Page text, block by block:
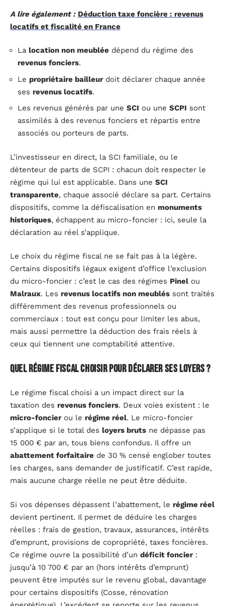
A lire également : Déduction taxe foncière : revenus
locatifs et fiscalité en France
La location non meublée dépend du régime des
revenus fonciers.
Le propriétaire bailleurdoit déclarer chaque année
ses revenus locatifs.
Les revenus générés par une SCI ou une SCPI sont
assimilés à des revenus fonciers et répartis entre
associés ou porteurs de parts.
L’investisseur en direct, la SCI familiale, ou le
détenteur de parts de SCPI : chacun doit respecter le
régime qui lui est applicable. Dans une SCI
transparente, chaque associé déclare sa part. Certains
dispositifs, comme la défiscalisation en monuments
historiques, échappent au micro-foncier : ici, seule la
déclaration au réel s’applique.
Le choix du régime fiscal ne se fait pas à la légère.
Certains dispositifs légaux exigent d’office l’exclusion
du micro-foncier : c’est le cas des régimes Pinel ou
Malraux. Les revenus locatifs non meublés sont traités
différemment des revenus professionnels ou
commerciaux : tout est conçu pour limiter les abus,
mais aussi permettre la déduction des frais réels à
ceux qui tiennent une comptabilité attentive.
Quel régime fiscal choisir pour déclarer ses loyers ?
Le régime fiscal choisi a un impact direct sur la
taxation des revenus fonciers. Deux voies existent : le
micro-foncierou le régime réel. Le micro-foncier
s’applique si le total des loyers bruts ne dépasse pas
15 000 € par an, tous biens confondus. Il offre un
abattement forfaitaire de 30 % censé englober toutes
les charges, sans demander de justificatif. C’est rapide,
mais aucune charge réelle ne peut être déduite.
Si vos dépenses dépassent l’abattement, le régime réel
devient pertinent. Il permet de déduire les charges
réelles : frais de gestion, travaux, assurances, intérêts
d’emprunt, provisions de copropriété, taxes foncières.
Ce régime ouvre la possibilité d’un déficit foncier:
jusqu’à 10 700 € par an (hors intérêts d’emprunt)
peuvent être imputés sur le revenu global, davantage
pour certains dispositifs (Cosse, rénovation